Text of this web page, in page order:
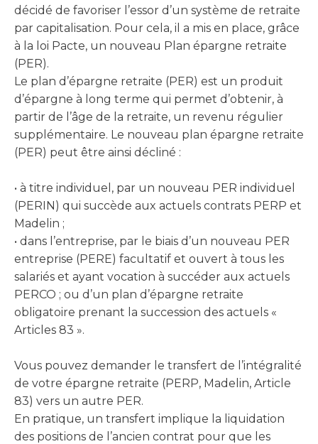
décidé de favoriser l’essor d’un système de retraite
par capitalisation. Pour cela, il a mis en place, grâce
à la loi Pacte, un nouveau Plan épargne retraite
(PER).
Le plan d’épargne retraite (PER) est un produit
d’épargne à long terme qui permet d’obtenir, à
partir de l’âge de la retraite, un revenu régulier
supplémentaire. Le nouveau plan épargne retraite
(PER) peut être ainsi décliné :
• à titre individuel, par un nouveau PER individuel
(PERIN) qui succède aux actuels contrats PERP et
Madelin ;
• dans l’entreprise, par le biais d’un nouveau PER
entreprise (PERE) facultatif et ouvert à tous les
salariés et ayant vocation à succéder aux actuels
PERCO ; ou d’un plan d’épargne retraite
obligatoire prenant la succession des actuels «
Articles 83 ».
Vous pouvez demander le transfert de l’intégralité
de votre épargne retraite (PERP, Madelin, Article
83) vers un autre PER.
En pratique, un transfert implique la liquidation
des positions de l’ancien contrat pour que les